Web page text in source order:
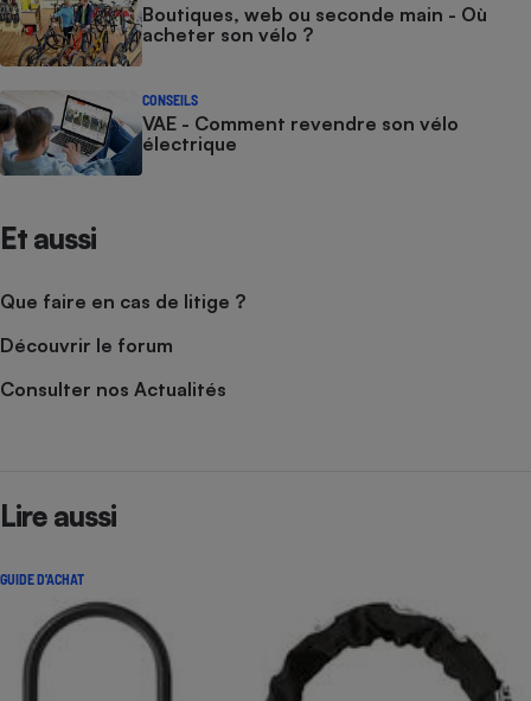
Boutiques, web ou seconde main - Où
acheter son vélo ?
CONSEILS
VAE - Comment revendre son vélo
électrique
Et aussi
Que faire en cas de litige ?
Découvrir le forum
Consulter nos Actualités
Lire aussi
GUIDE D'ACHAT